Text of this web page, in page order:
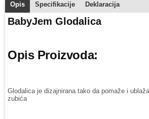
Opis Specifikacije Deklaracija
BabyJem Glodalica
Opis Proizvoda:
Glodalica je dizajnirana tako da pomaže i
zubića